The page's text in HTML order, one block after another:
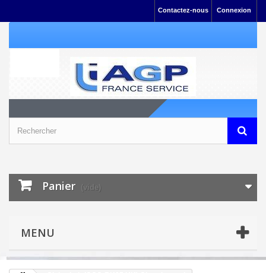
Connexion
Contactez-nous
Panier (vide)
MENU